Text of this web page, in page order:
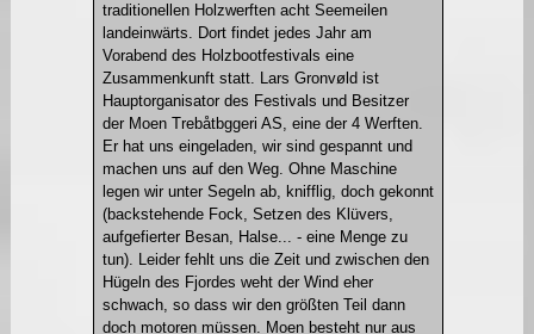
traditionellen Holzwerften acht Seemeilen
landeinwärts. Dort findet jedes Jahr am
Vorabend des Holzbootfestivals eine
Zusammenkunft statt. Lars Gronvøld ist
Hauptorganisator des Festivals und Besitzer
der Moen Trebåtbggeri AS, eine der 4 Werften.
Er hat uns eingeladen, wir sind gespannt und
machen uns auf den Weg. Ohne Maschine
legen wir unter Segeln ab, knifflig, doch gekonnt
(backstehende Fock, Setzen des Klüvers,
aufgefierter Besan, Halse... - eine Menge zu
tun). Leider fehlt uns die Zeit und zwischen den
Hügeln des Fjordes weht der Wind eher
schwach, so dass wir den größten Teil dann
doch motoren müssen. Moen besteht nur aus